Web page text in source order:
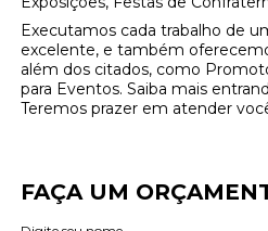
Executamos cada trabalho de
excelente, e também
além dos citados, como
para Eventos. Saiba mais
Teremos prazer em atender
FAÇA UM